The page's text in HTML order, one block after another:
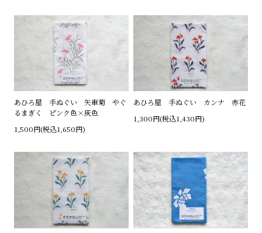
あひろ屋 手ぬぐい 矢車菊 やぐ
るまぎく ピンク色×灰色
1,500円(税込1,650円)
あひろ屋 手ぬぐい カンナ 赤花
1,300円(税込1,430円)